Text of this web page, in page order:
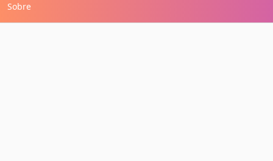
Sobre